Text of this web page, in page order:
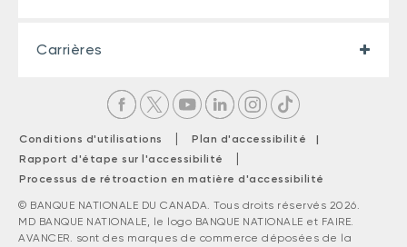
Carrières
Conditions d'utilisations |
Plan d'accessibilité |
Rapport d'étape sur l'accessibilité
|
Processus de rétroaction en matière d'accessibilité
© BANQUE NATIONALE DU CANADA. Tous droits réservés 2026.
MD BANQUE NATIONALE, le logo BANQUE NATIONALE et FAIRE.
AVANCER. sont des marques de commerce déposées de la